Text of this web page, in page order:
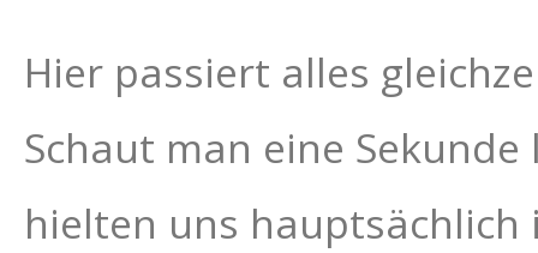
Hier passiert alles
Schaut man eine
hielten uns hauptsächlich